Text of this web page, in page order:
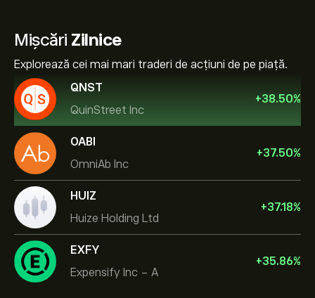
Mișcări Zilnice
Explorează cei mai mari traderi de acțiuni de pe piață.
QNST
QuinStreet Inc
+38.50%
OABI
OmniAb Inc
+37.50%
HUIZ
Huize Holding Ltd
+37.18%
EXFY
Expensify Inc - A
+35.86%